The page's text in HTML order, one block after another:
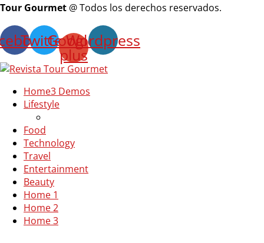
Tour Gourmet @ Todos los derechos reservados.
TwitterGoogle-
plus
Wordpress
Home3 Demos
Lifestyle
Food
Technology
Travel
Entertainment
Beauty
Home 1
Home 2
Home 3